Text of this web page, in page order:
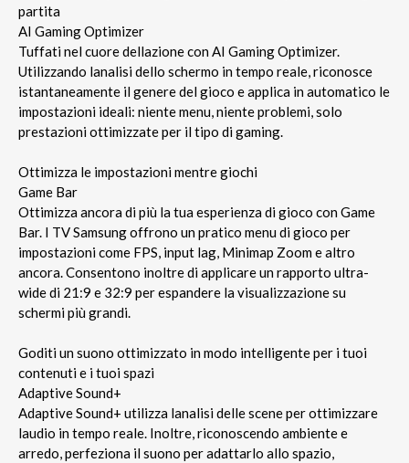
partita
AI Gaming Optimizer
Tuffati nel cuore dellazione con AI Gaming Optimizer.
Utilizzando lanalisi dello schermo in tempo reale, riconosce
istantaneamente il genere del gioco e applica in automatico le
impostazioni ideali: niente menu, niente problemi, solo
prestazioni ottimizzate per il tipo di gaming.
Ottimizza le impostazioni mentre giochi
Game Bar
Ottimizza ancora di più la tua esperienza di gioco con Game
Bar. I TV Samsung offrono un pratico menu di gioco per
impostazioni come FPS, input lag, Minimap Zoom e altro
ancora. Consentono inoltre di applicare un rapporto ultra-
wide di 21:9 e 32:9 per espandere la visualizzazione su
schermi più grandi.
Goditi un suono ottimizzato in modo intelligente per i tuoi
contenuti e i tuoi spazi
Adaptive Sound+
Adaptive Sound+ utilizza lanalisi delle scene per ottimizzare
laudio in tempo reale. Inoltre, riconoscendo ambiente e
arredo, perfeziona il suono per adattarlo allo spazio,